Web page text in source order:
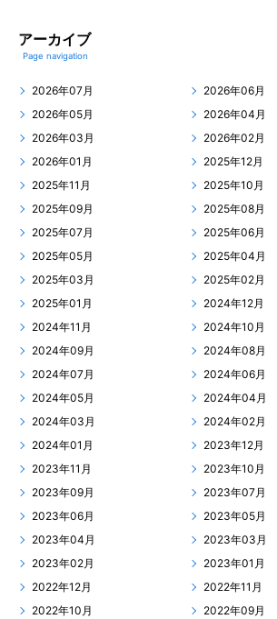
アーカイブ
Page navigation
2026年07月
2026年06月
2026年05月
2026年04月
2026年03月
2026年02月
2026年01月
2025年12月
2025年11月
2025年10月
2025年09月
2025年08月
2025年07月
2025年06月
2025年05月
2025年04月
2025年03月
2025年02月
2025年01月
2024年12月
2024年11月
2024年10月
2024年09月
2024年08月
2024年07月
2024年06月
2024年05月
2024年04月
2024年03月
2024年02月
2024年01月
2023年12月
2023年11月
2023年10月
2023年09月
2023年07月
2023年06月
2023年05月
2023年04月
2023年03月
2023年02月
2023年01月
2022年12月
2022年11月
2022年10月
2022年09月